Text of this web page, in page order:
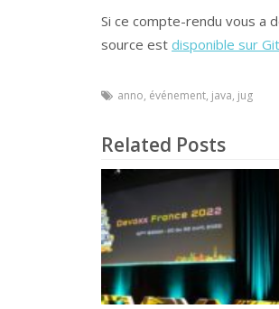
Si ce compte-rendu vous a
source est disponible sur
anno, événement, java, jug
Related Posts